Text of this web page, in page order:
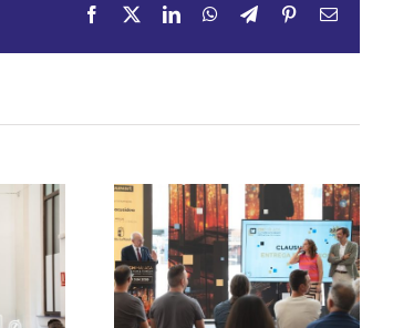
Facebook LinkedInWhatsApp
TelegramPinterestEmail